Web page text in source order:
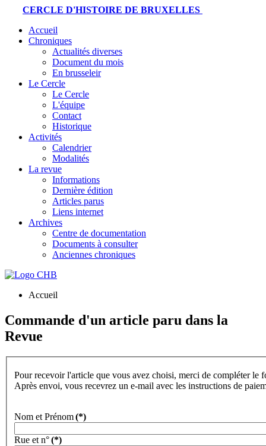
CERCLE D'HISTOIRE DE BRUXELLES
Accueil
Chroniques
Actualités diverses
Document du mois
En brusseleir
Le Cercle
Le Cercle
L'équipe
Contact
Historique
Activités
Calendrier
Modalités
La revue
Informations
Dernière édition
Articles parus
Liens internet
Archives
Centre de documentation
Documents à consulter
Anciennes chroniques
Accueil
Commande d'un article paru dans la
Revue
Pour recevoir l'article que vous avez choisi, merci de compléter le
Après envoi, vous recevrez un e-mail avec les instructions de
Nom et Prénom(*)
Rue et n°(*)